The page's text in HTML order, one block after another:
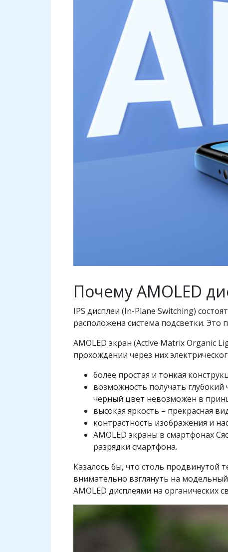
Почему AMOLED
IPS дисплеи (In-Plane Switching)
расположена система подсветки. Это
AMOLED экран (Active Matrix Organic
прохождении через них
более простая и тонкая
возможность получать глубокий
черный цвет невозможен в
высокая яркость – прекрасная
контрастность изображения и
AMOLED экраны в смартфонах
разрядки смартфона.
Казалось бы, что столь продвинутой
внимательно взглянуть на
AMOLED дисплеями на органических